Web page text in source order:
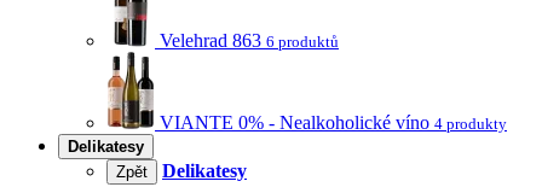
Velehrad 863 6 produktů
VIANTE 0% - Nealkoholické víno 4 produkty
Delikatesy
Zpět
Delikatesy